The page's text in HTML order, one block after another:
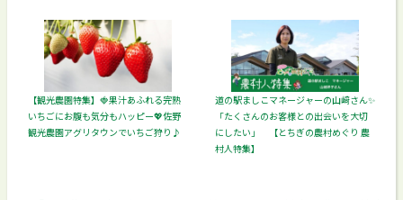
【観光農園特集】🍓果汁あふれる完熟
いちごにお腹も気分もハッピー💖佐野
観光農園アグリタウンでいちご狩り♪
道の駅ましこマネージャーの山﨑さん✨
「たくさんのお客様との出会いを大切
にしたい」 【とちぎの農村めぐり 農
村人特集】